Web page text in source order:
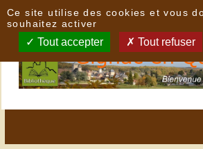
Ce site utilise des cookies et vous
souhaitez activer
Tout accepter Tout refuser